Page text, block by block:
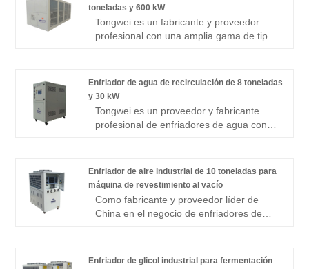
toneladas y 600 kW
Tongwei es un fabricante y proveedor
profesional con una amplia gama de tipos
tonelada a 500 toneladas) y opciones de
refrigerantes sostenibles. Con
refrigerantes que no agotan la capa de
ozono, instalación sencilla, eficiencia
superior y controles potentes, estos
Nuestras innovadoras soluciones de
enfriadores están diseñadas para brindar
enfriamiento eficiente y confiable a todo
tipo de aplicaciones comerciales. El
una temperatura de agua enfriada entre 5
Enfriador de agua de recirculación de 8 toneladas
y 30 kW
Tongwei es un proveedor y fabricante
profesional de enfriadores de agua con
de más de 15 años en la industria de la
refrigeración. Podemos proporcionar un
enfriador de agua con recirculación de
capacidad de enfriamiento de 10 KW a
200 KW que puede enfriar su aplicación
usa ampliamente en la industria
Enfriador de aire industrial de 10 toneladas para
máquina de revestimiento al vacío
Como fabricante y proveedor líder de
China en el negocio de enfriadores de
Tongwei tiene una variedad de
Enfriador de glicol industrial para fermentación